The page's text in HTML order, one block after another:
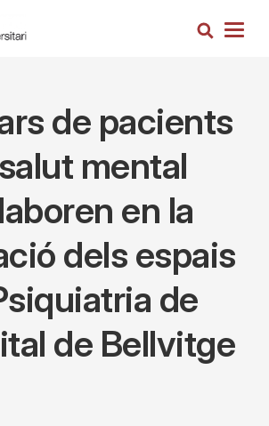
Cerca
de pacients
mental
en la
dels espais
de
de Bellvitge